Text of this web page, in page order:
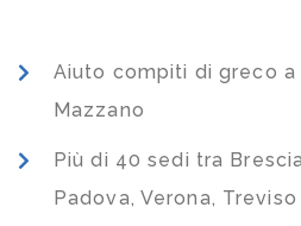
Aiuto compiti di greco
Mazzano
Più di 40 sedi tra
Padova, Verona,